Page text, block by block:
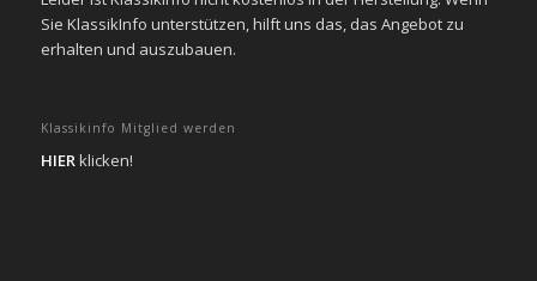
Sie KlassikInfo unterstützen, hilft uns das, das Angebot zu
erhalten und auszubauen.
Klassikinfo Mitglied werden
HIERklicken!